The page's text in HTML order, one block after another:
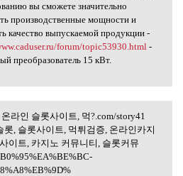
вы сможете значительно
производственные мощности и
качество выпускаемой продукции -
forum/topic53930.html-
преобразователь 15 кВт.
| 온라인 슬롯사이트,
라인 슬롯사이트, 먹?.com/story41
롯, 슬롯사이트, 먹튀검증, 온라인카지
이트, 카지노 커뮤니티, 슬롯커뮤